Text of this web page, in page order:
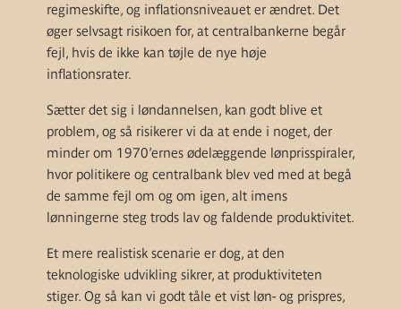
regimeskifte, og inflationsniveauet er ændret. Det
øger selvsagt risikoen for, at centralbankerne begår
fejl, hvis de ikke kan tøjle de nye høje
inflationsrater.
Sætter det sig i løndannelsen, kan godt blive et
problem, og så risikerer vi da at ende i noget, der
minder om 1970’ernes ødelæggende lønprisspiraler,
hvor politikere og centralbank blev ved med at begå
de samme fejl om og om igen, alt imens
lønningerne steg trods lav og faldende produktivitet.
Et mere realistisk scenarie er dog, at den
teknologiske udvikling sikrer, at produktiviteten
stiger. Og så kan vi godt tåle et vist løn- og prispres,